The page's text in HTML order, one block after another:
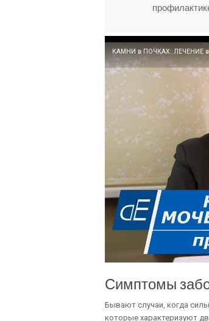
КАМНИ в ПОЧКАХ: ЛЕЧЕНИЕ в
Симптомы
Бывают случаи, когда
которые характеризуют